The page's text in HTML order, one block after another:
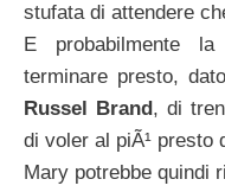
stufata di attendere
E probabilmente
terminare presto,
Russel Brand , di
di voler al piÃ¹ presto
Mary potrebbe quindi